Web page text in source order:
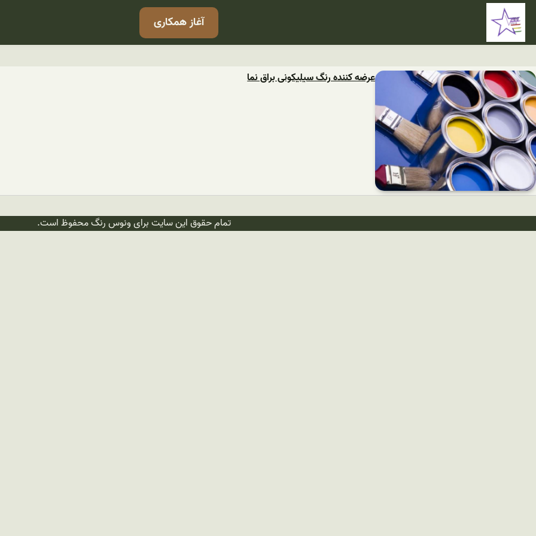
آغاز همکاری
عرضه کننده رنگ سیلیکونی براق نما
تمام حقوق این سایت برای ونوس رنگ محفوظ است.